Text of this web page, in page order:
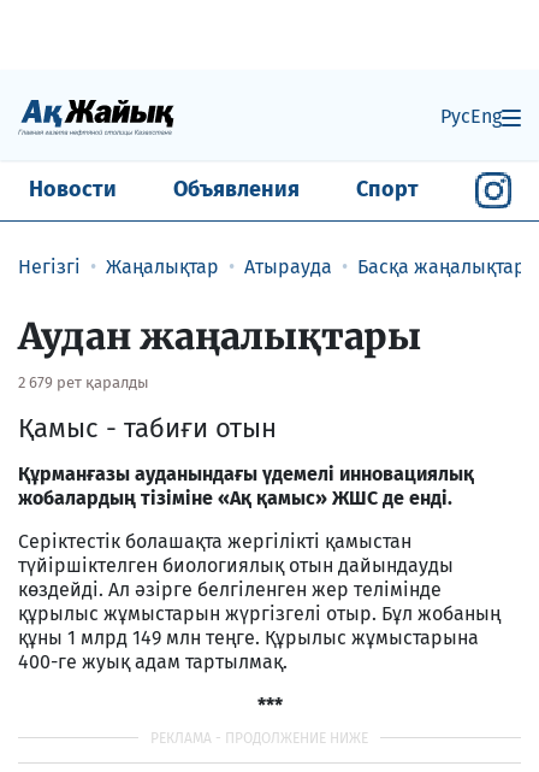
РусEng
Новости Объявления Спорт
Негізгі Жаңалықтар Атырауда Басқа жаңалықтар
Аудан жаңалықтары
2 679 рет қаралды
Қамыс - табиғи отын
Құрманғазы ауданындағы үдемелі инновациялық
жобалардың тізіміне «Ақ қамыс» ЖШС де енді.
Серіктестік болашақта жергілікті қамыстан
түйіршіктелген биологиялық отын дайындауды
көздейді. Ал әзірге белгіленген жер телімінде
құрылыс жұмыстарын жүргізгелі отыр. Бұл жобаның
құны 1 млрд 149 млн теңге. Құрылыс жұмыстарына
400-ге жуық адам тартылмақ.
***